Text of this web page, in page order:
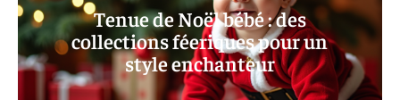
Tenue de Noël bébé : des
collections féeriques pour un
style enchanteur